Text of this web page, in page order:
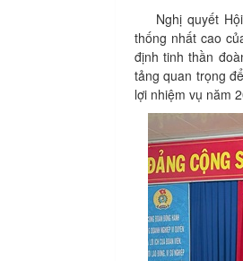
Nghị quyết Hội
thống nhất cao
định tinh thần
tảng quan trọng
lợi nhiệm vụ năm